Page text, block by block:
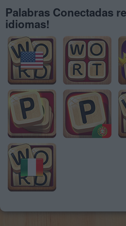
Palabras Conectadas
idiomas!